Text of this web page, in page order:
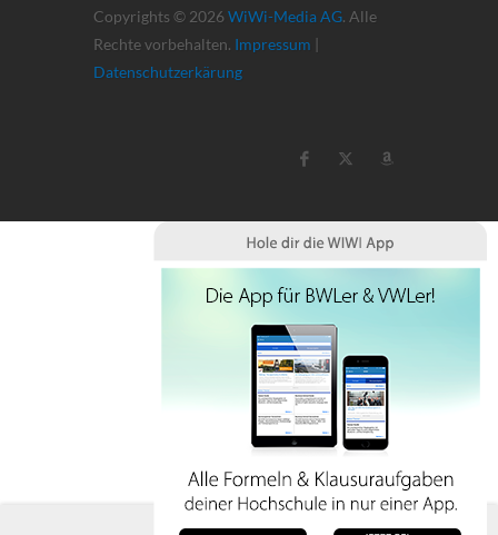
Copyrights © 2026 WiWi-Media AG. Alle
Rechte vorbehalten. Impressum |
Datenschutzerkärung